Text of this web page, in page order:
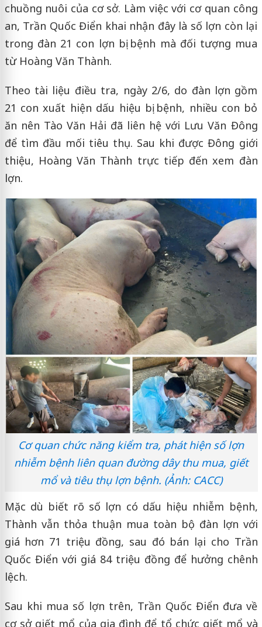
chuồng nuôi của cơ sở. Làm việc với cơ quan công
an, Trần Quốc Điển khai nhận đây là số lợn còn lại
trong đàn 21 con lợn bị bệnh mà đối tượng mua
từ Hoàng Văn Thành.
Theo tài liệu điều tra, ngày 2/6, do đàn lợn gồm
21 con xuất hiện dấu hiệu bị bệnh, nhiều con bỏ
ăn nên Tào Văn Hải đã liên hệ với Lưu Văn Đông
để tìm đầu mối tiêu thụ. Sau khi được Đông giới
thiệu, Hoàng Văn Thành trực tiếp đến xem đàn
lợn.
Cơ quan chức năng kiểm tra, phát hiện số lợn
nhiễm bệnh liên quan đường dây thu mua, giết
mổ và tiêu thụ lợn bệnh. (Ảnh: CACC)
Mặc dù biết rõ số lợn có dấu hiệu nhiễm bệnh,
Thành vẫn thỏa thuận mua toàn bộ đàn lợn với
giá hơn 71 triệu đồng, sau đó bán lại cho Trần
Quốc Điển với giá 84 triệu đồng để hưởng chênh
lệch.
Sau khi mua số lợn trên, Trần Quốc Điển đưa về
cơ sở giết mổ của gia đình để tổ chức giết mổ và